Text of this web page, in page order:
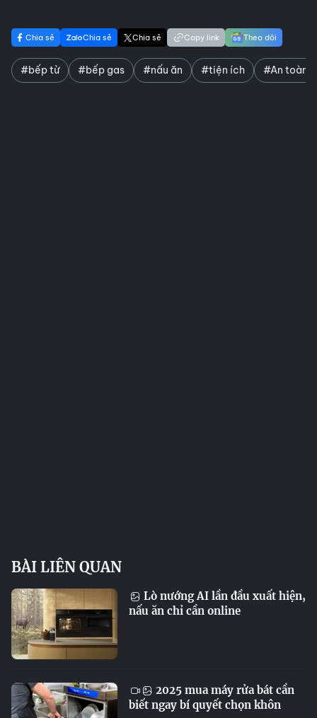
Chia sẻ Chia sẻ Chia sẻ Copy link Theo dõi
#bếp từ #bếp gas #nấu ăn #tiện ích #An toàn
BÀI LIÊN QUAN
Lò nướng AI lần đầu xuất hiện,
nấu ăn chỉ cần online
2025 mua máy rửa bát cần
biết ngay bí quyết chọn khôn